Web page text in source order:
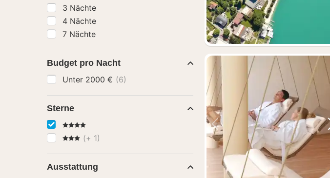
Vorheriges Bild
3 Nächte
4 Nächte
7 Nächte
Budget pro Nacht
Unter 2000 € (6)
Sterne
4 Sterne
3 Sterne(+ 1)
Ausstattung